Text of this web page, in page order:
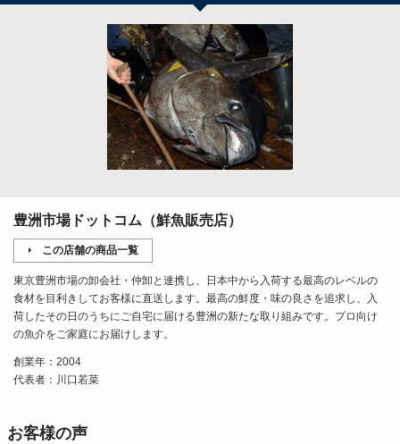
豊洲市場ドットコム（鮮魚販売店）
この店舗の商品一覧
東京豊洲市場の卸会社・仲卸と連携し、日本中から入荷する最高のレベルの
食材を目利きしてお客様に直送します。最高の鮮度・味の良さを追求し、入
荷したその日のうちにご自宅に届ける豊洲の新たな取り組みです。プロ向け
の魚介をご家庭にお届けします。
創業年：2004
代表者：川口若菜
お客様の声